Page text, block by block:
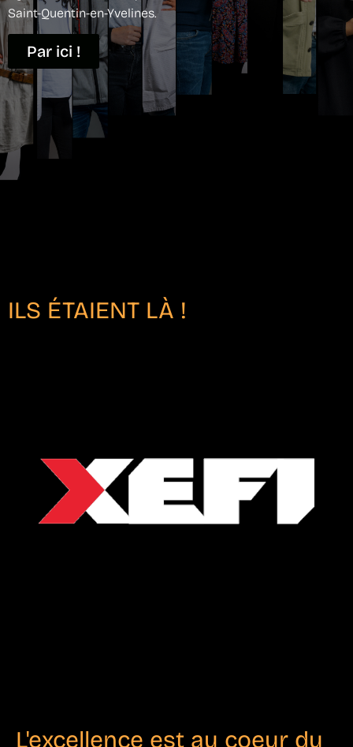
Saint-Quentin-en-Yvelines.
Par ici !
ILS ÉTAIENT LÀ !
L'excellence est au coeur du